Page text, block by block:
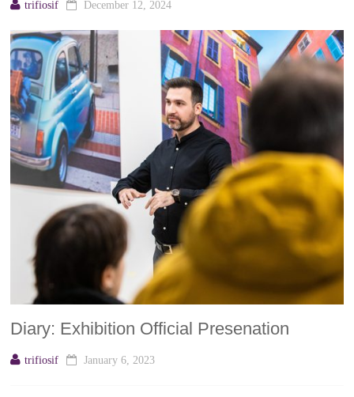
trifiosif December 12, 2024
Diary: Exhibition Official Presenation
trifiosif January 6, 2023